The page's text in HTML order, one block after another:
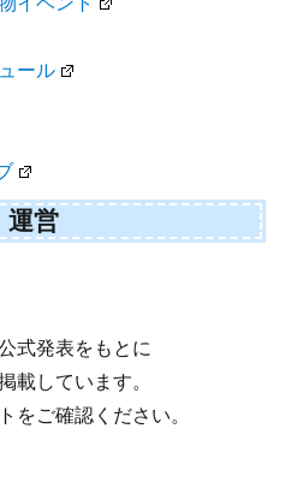
ール
運営
式発表をもとに
載しています。
をご確認ください。